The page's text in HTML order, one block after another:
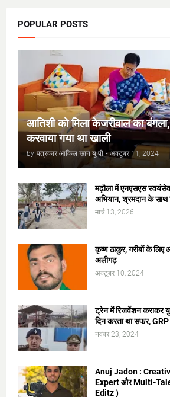
POPULAR POSTS
आतिशी को मिला केजरीवाल का
करवाया गया था खाली
by पत्रकार आकिल खान यू पी - अक्टूबर 11, 2024
मढ़ौला में एनएसएस
अभियान, श्रमदान के
मार्च 13, 2026
कृष्ण ठाकुर, गरीबों के लिए
अलीगढ़
अक्टूबर 10, 2024
ट्रेन में रिजर्वेशन
दिन करता था सफर,
नवंबर 23, 2024
Anuj Jadon :
Expert और Multi-
Editz )